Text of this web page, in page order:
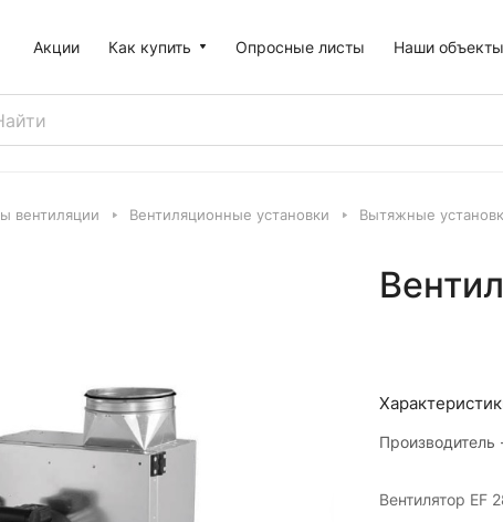
Акции Как купить Опросные листы Наши объекты
вентиляции Вентиляционные установки Вытяжные
Производитель
Вентилятор EF